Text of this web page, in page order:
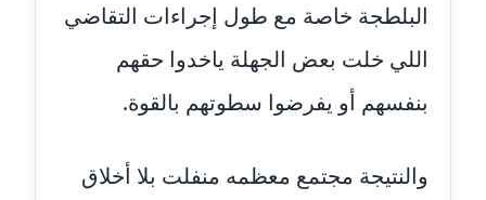
مدونة أسماء نور الدين
عاملة
البلطجة خاصة مع طول إجراءات التقاضي
اللي خلت بعض الجهلة ياخدوا حقهم
بنفسهم أو يفرضوا سطوتهم بالقوة.
والنتيجة مجتمع معظمه منفلت بلا أخلاق